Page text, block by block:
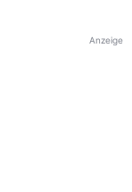
Anzeige